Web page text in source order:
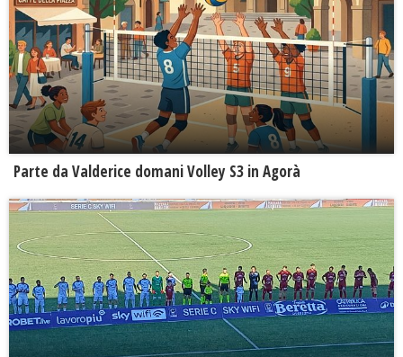
Parte da Valderice domani Volley S3 in Agorà